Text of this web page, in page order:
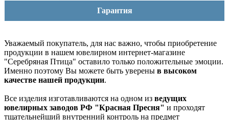
Гарантия
Уважаемый покупатель, для нас важно, чтобы приобретение
продукции в нашем ювелирном интернет-магазине
"Серебряная Птица" оставило только положительные эмоции.
Именно поэтому Вы можете быть уверены в высоком
качестве нашей продукции.
Все изделия изготавливаются на одном из ведущих
ювелирных заводов РФ "Красная Пресня" и проходят
тщательнейший внутренний контроль на предмет